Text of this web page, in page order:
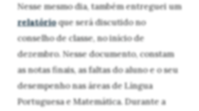
Nesse mesmo dia, também entreguei um
relatórioque será discutido no
conselho de classe, no início de
dezembro. Nesse documento, constam
as notas finais, as faltas do aluno e o seu
desempenho nas áreas de Língua
Portuguesa e Matemática. Durante a